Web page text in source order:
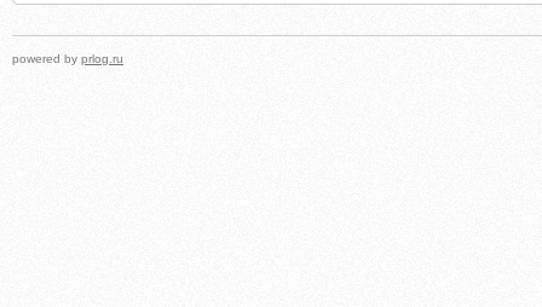
powered by prlog.ru